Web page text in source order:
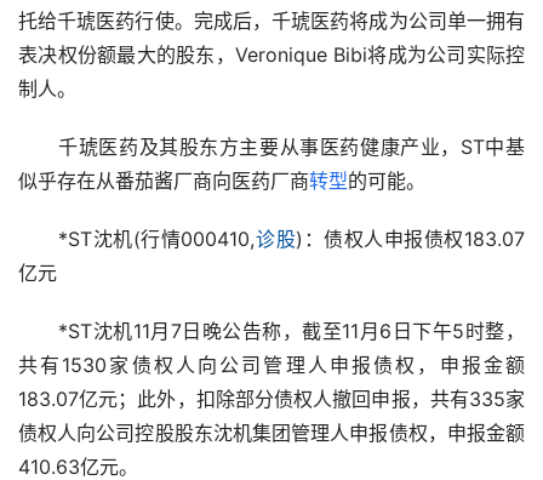
托给千琥医药行使。完成后，千琥医药将成为公司单一拥有
表决权份额最大的股东，Veronique Bibi将成为公司实际控
制人。
千琥医药及其股东方主要从事医药健康产业，ST中基
似乎存在从番茄酱厂商向医药厂商转型的可能。
*ST沈机(行情000410,诊股)：债权人申报债权183.07
亿元
*ST沈机11月7日晚公告称，截至11月6日下午5时整，
共有1530家债权人向公司管理人申报债权，申报金额
183.07亿元；此外，扣除部分债权人撤回申报，共有335家
债权人向公司控股股东沈机集团管理人申报债权，申报金额
410.63亿元。